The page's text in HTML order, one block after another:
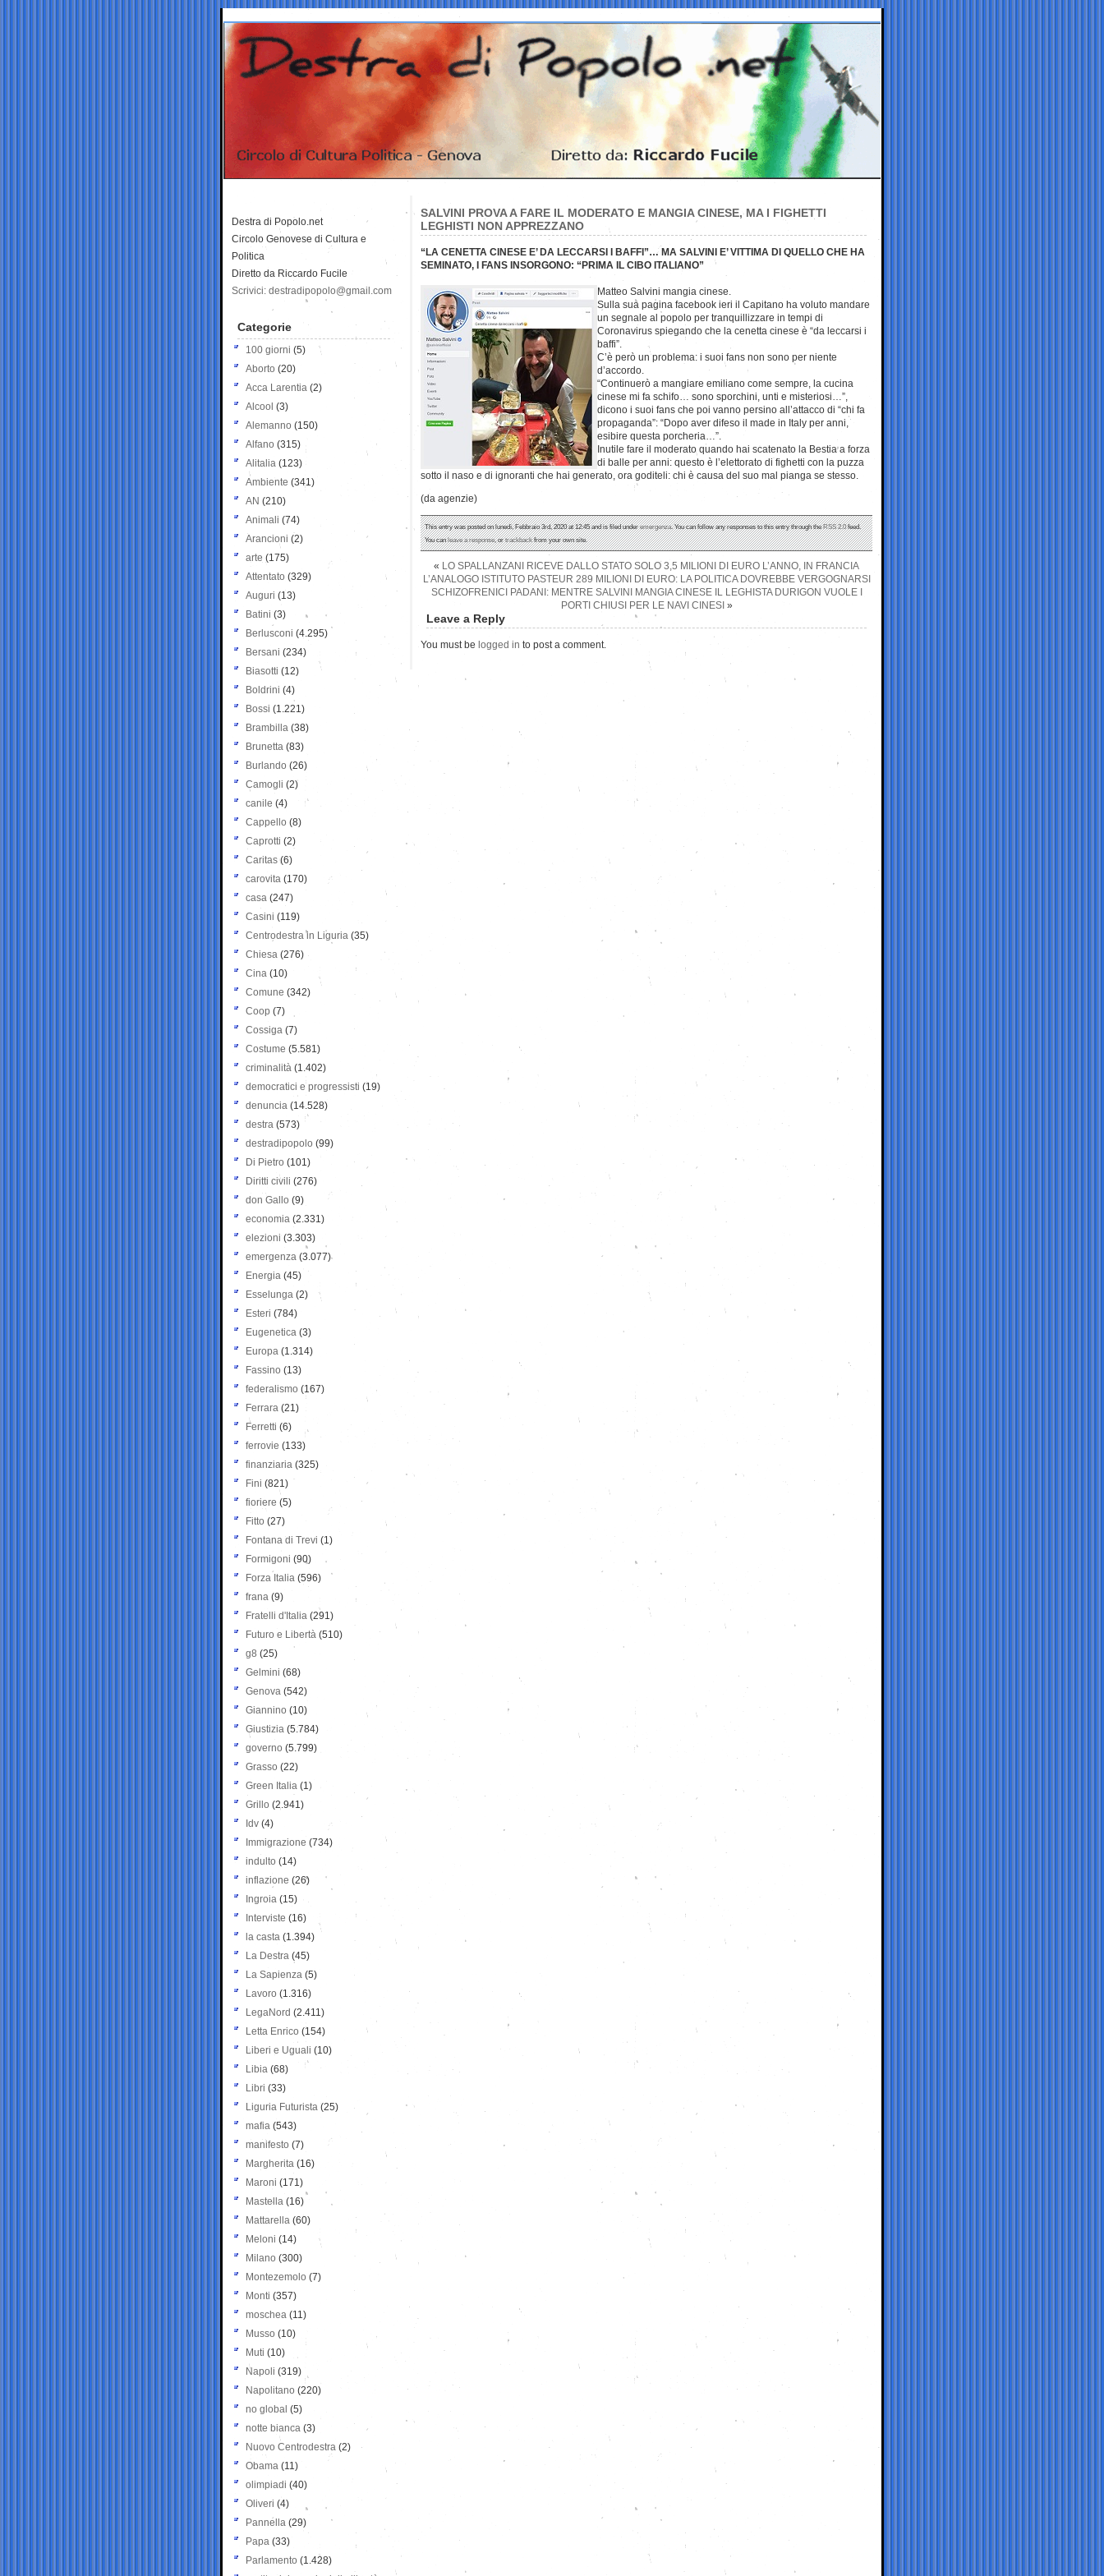
SALVINI PROVA A FARE IL MODERATO E MANGIA CINESE, MA I FIGHETTI
LEGHISTI NON APPREZZANO
“LA CENETTA CINESE E’ DA LECCARSI I BAFFI”… MA SALVINI E’ VITTIMA DI QUELLO CHE HA
SEMINATO, I FANS INSORGONO: “PRIMA IL CIBO ITALIANO”
Matteo Salvini mangia cinese.
Sulla sua pagina facebook ieri il Capitano ha voluto mandare
un segnale al popolo per tranquillizzare in tempi di
Coronavirus spiegando che la cenetta cinese è “da leccarsi i
baffi”.
C’è però un problema: i suoi fans non sono per niente
d’accordo.
“Continuerò a mangiare emiliano come sempre, la cucina
cinese mi fa schifo… sono sporchini, unti e misteriosi…”,
dicono i suoi fans che poi vanno persino all’attacco di “chi fa
propaganda”: “Dopo aver difeso il made in Italy per anni,
esibire questa porcheria…”.
Inutile fare il moderato quando hai scatenato la Bestia a forza
di balle per anni: questo è l’elettorato di fighetti con la puzza
sotto il naso e di ignoranti che hai generato, ora goditeli: chi è causa del suo mal pianga se stesso.
(da agenzie)
This entry was posted on lunedì, Febbraio 3rd, 2020 at 12:45 and is filed underemergenza. You can follow any responses to this entry through theRSS 2.0feed.
You canleave a response, ortrackbackfrom your own site.
« LO SPALLANZANI RICEVE DALLO STATO SOLO 3,5 MILIONI DI EURO L’ANNO, IN FRANCIA
L’ANALOGO ISTITUTO PASTEUR 289 MILIONI DI EURO: LA POLITICA DOVREBBE VERGOGNARSI
SCHIZOFRENICI PADANI: MENTRE SALVINI MANGIA CINESE IL LEGHISTA DURIGON VUOLE I
PORTI CHIUSI PER LE NAVI CINESI »
Leave a Reply
You must be logged in to post a comment.
Destra di Popolo.net
Circolo Genovese di Cultura e
Politica
Diretto da Riccardo Fucile
Scrivici: destradipopolo@gmail.com
Categorie
100 giorni (5)
Aborto (20)
Acca Larentia (2)
Alcool (3)
Alemanno (150)
Alfano (315)
Alitalia (123)
Ambiente (341)
AN (210)
Animali (74)
Arancioni (2)
arte (175)
Attentato (329)
Auguri (13)
Batini (3)
Berlusconi (4.295)
Bersani (234)
Biasotti (12)
Boldrini (4)
Bossi (1.221)
Brambilla (38)
Brunetta (83)
Burlando (26)
Camogli (2)
canile (4)
Cappello (8)
Caprotti (2)
Caritas (6)
carovita (170)
casa (247)
Casini (119)
Centrodestra in Liguria (35)
Chiesa (276)
Cina (10)
Comune (342)
Coop (7)
Cossiga (7)
Costume (5.581)
criminalità (1.402)
democratici e progressisti (19)
denuncia (14.528)
destra (573)
destradipopolo (99)
Di Pietro (101)
Diritti civili (276)
don Gallo (9)
economia (2.331)
elezioni (3.303)
emergenza (3.077)
Energia (45)
Esselunga (2)
Esteri (784)
Eugenetica (3)
Europa (1.314)
Fassino (13)
federalismo (167)
Ferrara (21)
Ferretti (6)
ferrovie (133)
finanziaria (325)
Fini (821)
fioriere (5)
Fitto (27)
Fontana di Trevi (1)
Formigoni (90)
Forza Italia (596)
frana (9)
Fratelli d'Italia (291)
Futuro e Libertà (510)
g8 (25)
Gelmini (68)
Genova (542)
Giannino (10)
Giustizia (5.784)
governo (5.799)
Grasso (22)
Green Italia (1)
Grillo (2.941)
Idv (4)
Immigrazione (734)
indulto (14)
inflazione (26)
Ingroia (15)
Interviste (16)
la casta (1.394)
La Destra (45)
La Sapienza (5)
Lavoro (1.316)
LegaNord (2.411)
Letta Enrico (154)
Liberi e Uguali (10)
Libia (68)
Libri (33)
Liguria Futurista (25)
mafia (543)
manifesto (7)
Margherita (16)
Maroni (171)
Mastella (16)
Mattarella (60)
Meloni (14)
Milano (300)
Montezemolo (7)
Monti (357)
moschea (11)
Musso (10)
Muti (10)
Napoli (319)
Napolitano (220)
no global (5)
notte bianca (3)
Nuovo Centrodestra (2)
Obama (11)
olimpiadi (40)
Oliveri (4)
Pannella (29)
Papa (33)
Parlamento (1.428)